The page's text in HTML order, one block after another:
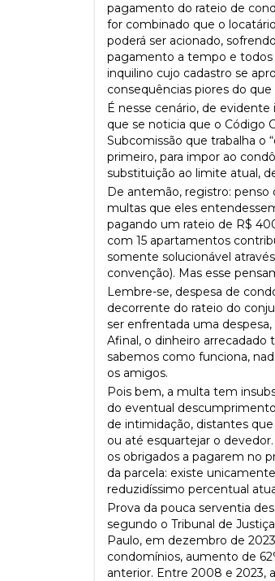
pagamento do rateio de
for combinado que o
poderá ser acionado,
pagamento a tempo e todos
inquilino cujo cadastro se
consequências piores do
É nesse cenário, de
que se noticia que o Código
Subcomissão que trabalha o
primeiro, para impor ao
substituição ao limite atual,
De antemão, registro: penso
multas que eles
pagando um rateio de R$
com 15 apartamentos
somente solucionável
convenção). Mas esse
Lembre-se, despesa de
decorrente do rateio do
ser enfrentada uma
Afinal, o dinheiro
sabemos como funciona,
os amigos.
Pois bem, a multa tem
do eventual
de intimidação, distantes
ou até esquartejar o
os obrigados a pagarem no
da parcela: existe
reduzidíssimo percentual
Prova da pouca serventia
segundo o Tribunal de
Paulo, em dezembro de
condomínios, aumento de
anterior. Entre 2008 e 2023,